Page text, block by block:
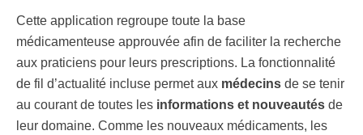
Cette application regroupe toute la base
médicamenteuse approuvée afin de faciliter la recherche
aux praticiens pour leurs prescriptions. La fonctionnalité
de fil d’actualité incluse permet aux médecins de se tenir
au courant de toutes les informations et nouveautés de
leur domaine. Comme les nouveaux médicaments, les